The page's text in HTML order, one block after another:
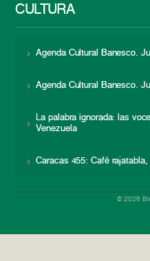
CULTURA
Agenda Cultural Banesco.
Agenda Cultural Banesco.
La palabra ignorada: las
Venezuela
Caracas 455: Café
© 2026